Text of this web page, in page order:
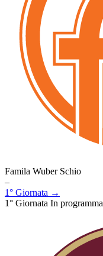
Famila Wuber Schio
–
1° Giornata →
1° Giornata In programma